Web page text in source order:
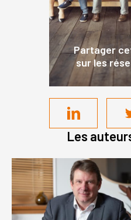
Partager
sur les
Les